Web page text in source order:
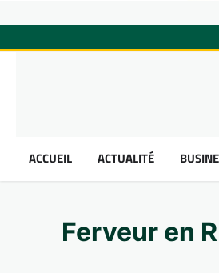
ACCUEIL ACTUALITÉ
Ferveur en